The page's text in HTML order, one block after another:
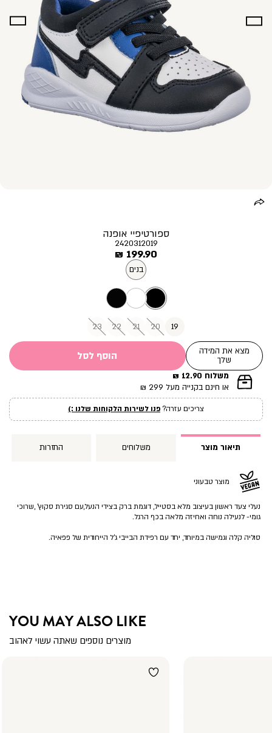
ספורטיפיי אופנה
2420312019
מחיר
מוצר
199.90 ₪
בנים
19
20
21
22
23
מצא את המידה
שלך
הוסף לסל
|
תומך
עמוד
מוצר
משלוח 12.90 ₪
או חינם בקנייה מעל 299 ₪
צריכים עזרה?פנו לשירות הלקוחות שלנו :)
תיאור מוצר משלוחים החזרות
מוצר טבעוני
נעלי צעד ראשון בעיצוב מלא בסטייל, דוגמת ברק בצידי הנעל,עם סגירת סקוץ’ ,שרוכי
גומי- לנעילה נוחה ואחיזה מלאה בכף הרגל.
סוליה קלה וגמישה במיוחד, יחד עם רפידת הבייבי ג’ל הייחודית של פפאיה.
YOU MAY ALSO LIKE
מוצרים נוספים שאתה עשוי לאהוב